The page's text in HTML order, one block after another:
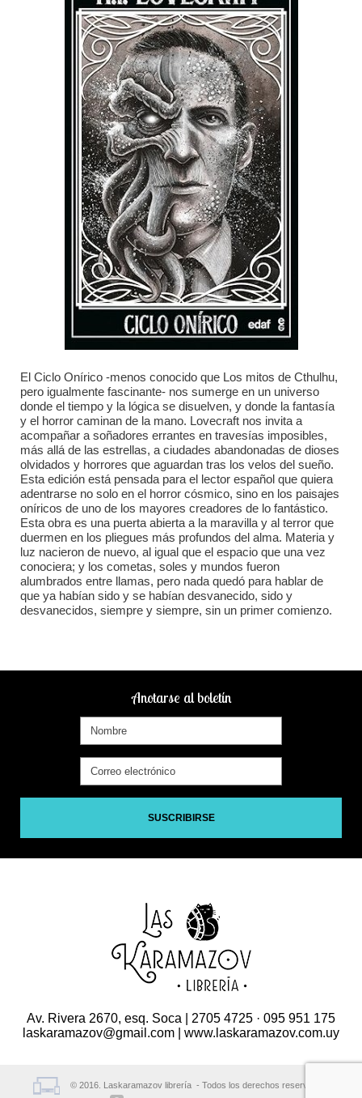
El Ciclo Onírico -menos conocido que Los mitos de Cthulhu,
pero igualmente fascinante- nos sumerge en un universo
donde el tiempo y la lógica se disuelven, y donde la fantasía
y el horror caminan de la mano. Lovecraft nos invita a
acompañar a soñadores errantes en travesías imposibles,
más allá de las estrellas, a ciudades abandonadas de dioses
olvidados y horrores que aguardan tras los velos del sueño.
Esta edición está pensada para el lector español que quiera
adentrarse no solo en el horror cósmico, sino en los paisajes
oníricos de uno de los mayores creadores de lo fantástico.
Esta obra es una puerta abierta a la maravilla y al terror que
duermen en los pliegues más profundos del alma. Materia y
luz nacieron de nuevo, al igual que el espacio que una vez
conociera; y los cometas, soles y mundos fueron
alumbrados entre llamas, pero nada quedó para hablar de
que ya habían sido y se habían desvanecido, sido y
desvanecidos, siempre y siempre, sin un primer comienzo.
Anotarse al boletín
SUSCRIBIRSE
Av. Rivera 2670, esq. Soca | 2705 4725 · 095 951 175
laskaramazov@gmail.com | www.laskaramazov.com.uy
© 2016. Laskaramazov librería - Todos los derechos reservados.